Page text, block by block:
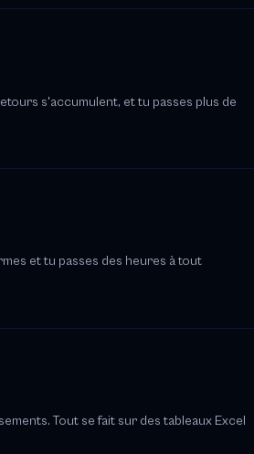
s'accumulent, et tu passes plus de
et tu passes des heures à tout
Tout se fait sur des tableaux Excel